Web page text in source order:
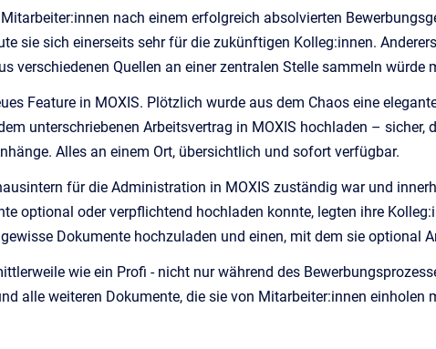
nach einem erfolgreich absolvierten
sie sich einerseits sehr für die zukünftigen Kolleg:innen.
verschiedenen Quellen an einer zentralen Stelle sammeln würde
Feature in MOXIS. Plötzlich wurde aus dem Chaos eine
unterschriebenen Arbeitsvertrag in MOXIS hochladen –
Alles an einem Ort, übersichtlich und sofort verfügbar.
für die Administration in MOXIS zuständig war und
optional oder verpflichtend hochladen konnte, legten ihre
Dokumente hochzuladen und einen, mit dem sie optional
wie ein Profi - nicht nur während des
alle weiteren Dokumente, die sie von Mitarbeiter:innen einholen